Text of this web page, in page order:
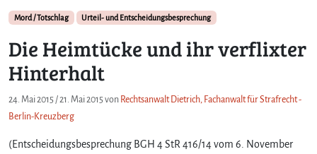
Mord / Totschlag Urteil- und Entscheidungsbesprechung
Die Heimtücke und ihr verflixter
Hinterhalt
24. Mai 2015 /21. Mai 2015von Rechtsanwalt Dietrich, Fachanwalt für Strafrecht -
Berlin-Kreuzberg
(Entscheidungsbesprechung BGH 4 StR 416/14 vom 6. November